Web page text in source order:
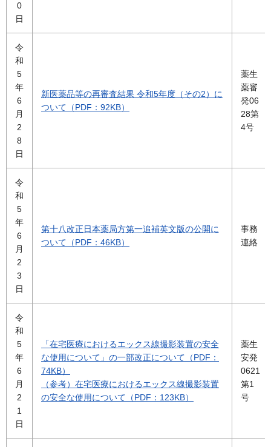
0
日
令
和
5
年
6
月
2
8
日
新医薬品等の再審査結果 令和5年度（その2）に
ついて（PDF：92KB）
薬生
薬審
発06
28第
4号
令
和
5
年
6
月
2
3
日
第十八改正日本薬局方第一追補英文版の公開に
ついて（PDF：46KB）
事務
連絡
令
和
5
年
6
月
2
1
日
「在宅医療におけるエックス線撮影装置の安全
な使用について」の一部改正について（PDF：
74KB）
（参考）在宅医療におけるエックス線撮影装置
の安全な使用について（PDF：123KB）
薬生
安発
0621
第1
号